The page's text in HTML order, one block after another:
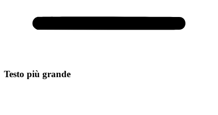
Testo più grande